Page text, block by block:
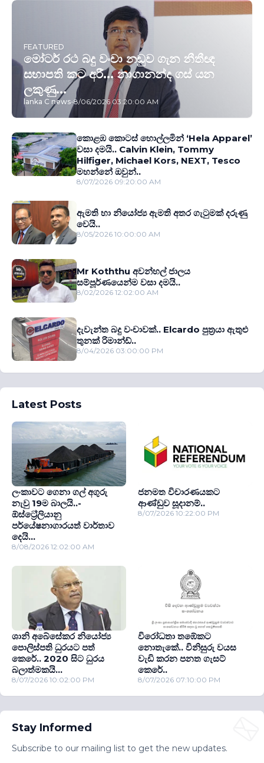
FEATURED
මෝටර් රථ බදු වංචා නඩුව ගැන නීතීඥ
සභාපති කට අරී... නාගානන්ද ගස් යන
ලකුණු...
lanka C news-8/06/2026 03:20:00 AM
කොළඹ කොටස් හොල්ලමින් ‘Hela Apparel’
වසා දමයි.. Calvin Klein, Tommy
Hilfiger, Michael Kors, NEXT, Tesco
මහන්නේ ඔවුන්..
8/07/2026 09:20:00 AM
ඇමති හා නියෝජ්‍ය ඇමති අතර ගැටුමක් දරුණු
වෙයි..
8/05/2026 10:00:00 AM
Mr Koththu අවන්හල් ජාලය
සම්පූර්ණයෙන්ම වසා දමයි..
8/02/2026 12:02:00 AM
දැවැන්ත බදු වංචාවක්.. Elcardo පුත‍්‍රයා ඇතුළු
තුනක් රිමාන්ඩ්..
8/04/2026 03:00:00 PM
Latest Posts
ලංකාවට ගෙනා ගල් අගුරු
නැවු 19ම බාලයි..-
ඕස්ට්‍රේලියානු
පර්යේෂනාගාරයත් වාර්තාව
දෙයි...
8/08/2026 12:02:00 AM
ජනමත විචාරණයකට
ආණ්ඩුව සූදානම්..
8/07/2026 10:22:00 PM
ශානි අබේසේකර නියෝජ්‍ය
පොලිස්පති ධුරයට පත්
කෙරේ.. 2020 සිට ධුරය
බලාත්මකයි...
8/07/2026 10:02:00 PM
විරෝධතා තඹේකට
නොතැකේ.. විනිසුරු වයස
වැඩි කරන පනත ගැසට්
කෙරේ..
8/07/2026 07:10:00 PM
Stay Informed
Subscribe to our mailing list to get the new updates.